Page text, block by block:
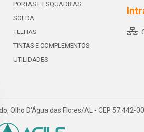
PORTAS E ESQUADRIAS
SOLDA
TELHAS
TINTAS E COMPLEMENTOS
UTILIDADES
Olho D'Água das Flores/AL - CEP 57.442-